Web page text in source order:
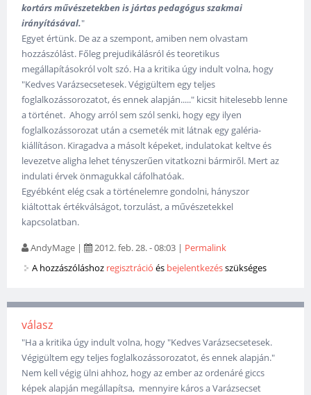
kortárs művészetekben is jártas pedagógus szakmai
irányításával."
Egyet értünk. De az a szempont, amiben nem olvastam
hozzászólást. Főleg prejudikálásról és teoretikus
megállapításokról volt szó. Ha a kritika úgy indult volna, hogy
"Kedves Varázsecsetesek. Végigültem egy teljes
foglalkozássorozatot, és ennek alapján....." kicsit hitelesebb lenne
a történet. Ahogy arról sem szól senki, hogy egy ilyen
foglalkozássorozat után a csemeték mit látnak egy galéria-
kiállításon. Kiragadva a másolt képeket, indulatokat keltve és
levezetve aligha lehet tényszerűen vitatkozni bármiről. Mert az
indulati érvek önmagukkal cáfolhatóak.
Egyébként elég csak a történelemre gondolni, hányszor
kiáltottak értékválságot, torzulást, a művészetekkel
kapcsolatban.
AndyMage | 2012. feb. 28. - 08:03 | Permalink
A hozzászóláshoz regisztráció és bejelentkezésszükséges
válasz
"Ha a kritika úgy indult volna, hogy "Kedves Varázsecsetesek.
Végigültem egy teljes foglalkozássorozatot, és ennek alapján."
Nem kell végig ülni ahhoz, hogy az ember az ordenáré giccs
képek alapján megállapítsa, mennyire káros a Varázsecset